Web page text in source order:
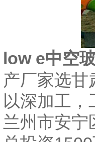
low e中空
产厂家选
以深加工
兰州市安